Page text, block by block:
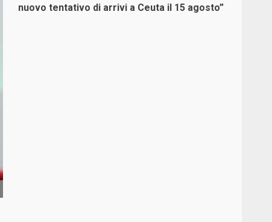
nuovo tentativo di arrivi a Ceuta il 15 agosto”